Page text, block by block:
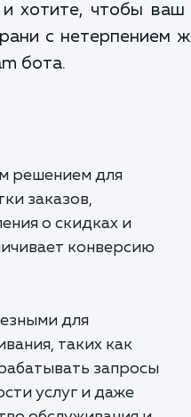
хотите, чтобы ваш
с нетерпением
бота.
решением для
заказов,
о скидках и
конверсию
для
таких как
запросы
услуг и даже